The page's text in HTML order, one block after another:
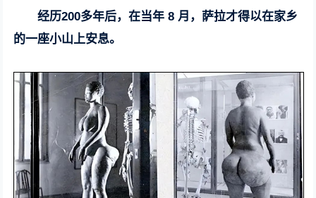
经历200多年后，在当年 8 月，萨拉才得以在家乡
的一座小山上安息。